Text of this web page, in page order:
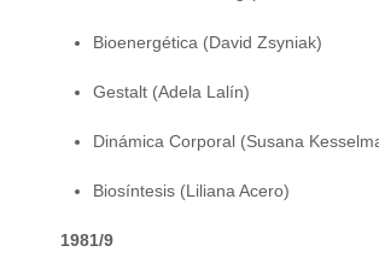
Bioenergética (David Zsyniak)
Gestalt (Adela Lalín)
Dinámica Corporal (Susana
Biosíntesis (Liliana Acero)
1981/9